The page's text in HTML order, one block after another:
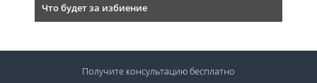
Что будет за избиение
Получите консультациюбесплатно